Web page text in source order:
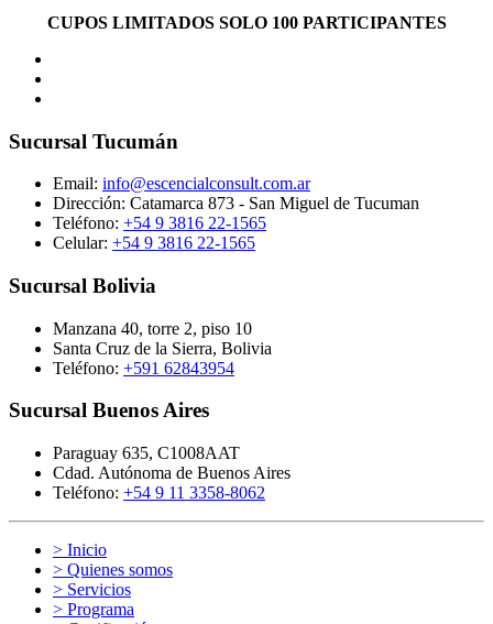
CUPOS LIMITADOS SOLO 100 PARTICIPANTES
Sucursal Tucumán
Email: info@escencialconsult.com.ar
Dirección: Catamarca 873 - San Miguel de Tucuman
Teléfono: +54 9 3816 22-1565
Celular: +54 9 3816 22-1565
Sucursal Bolivia
Manzana 40, torre 2, piso 10
Santa Cruz de la Sierra, Bolivia
Teléfono: +591 62843954
Sucursal Buenos Aires
Paraguay 635, C1008AAT
Cdad. Autónoma de Buenos Aires
Teléfono: +54 9 11 3358-8062
> Inicio
> Quienes somos
> Servicios
> Programa